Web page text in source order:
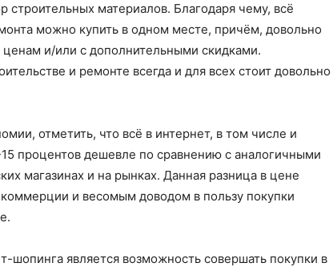
материалов. Благодаря чему, всё
можно купить в одном месте, причём, довольно
и/или с дополнительными скидками.
и ремонте всегда и для всех стоит довольно
отметить, что всё в интернет, в том числе и
процентов дешевле по сравнению с аналогичными
магазинах и на рынках. Данная разница в цене
и весомым доводом в пользу покупки
шопинга является возможность совершать покупки в